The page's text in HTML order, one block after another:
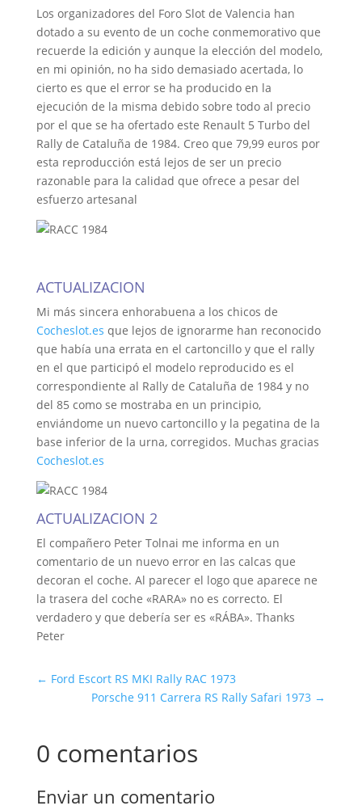
Los organizadores del Foro Slot de Valencia han
dotado a su evento de un coche conmemorativo que
recuerde la edición y aunque la elección del modelo,
en mi opinión, no ha sido demasiado acertada, lo
cierto es que el error se ha producido en la
ejecución de la misma debido sobre todo al precio
por el que se ha ofertado este Renault 5 Turbo del
Rally de Cataluña de 1984. Creo que 79,99 euros por
esta reproducción está lejos de ser un precio
razonable para la calidad que ofrece a pesar del
esfuerzo artesanal
ACTUALIZACION
Mi más sincera enhorabuena a los chicos de
Cocheslot.es que lejos de ignorarme han reconocido
que había una errata en el cartoncillo y que el rally
en el que participó el modelo reproducido es el
correspondiente al Rally de Cataluña de 1984 y no
del 85 como se mostraba en un principio,
enviándome un nuevo cartoncillo y la pegatina de la
base inferior de la urna, corregidos. Muchas gracias
Cocheslot.es
ACTUALIZACION 2
El compañero Peter Tolnai me informa en un
comentario de un nuevo error en las calcas que
decoran el coche. Al parecer el logo que aparece ne
la trasera del coche «RARA» no es correcto. El
verdadero y que debería ser es «RÁBA». Thanks
Peter
← Ford Escort RS MKI Rally RAC 1973
Porsche 911 Carrera RS Rally Safari 1973 →
0 comentarios
Enviar un comentario